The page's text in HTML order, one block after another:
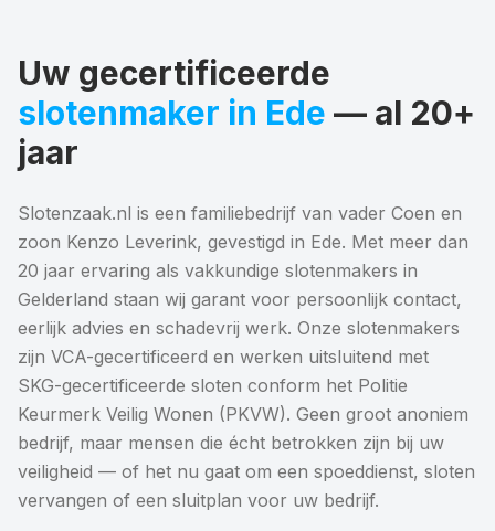
Uw gecertificeerde
slotenmaker in Ede — al 20+
jaar
Slotenzaak.nl is een familiebedrijf van vader Coen en
zoon Kenzo Leverink, gevestigd in Ede. Met meer dan
20 jaar ervaring als vakkundige slotenmakers in
Gelderland staan wij garant voor persoonlijk contact,
eerlijk advies en schadevrij werk. Onze slotenmakers
zijn VCA-gecertificeerd en werken uitsluitend met
SKG-gecertificeerde sloten conform het Politie
Keurmerk Veilig Wonen (PKVW). Geen groot anoniem
bedrijf, maar mensen die écht betrokken zijn bij uw
veiligheid — of het nu gaat om een spoeddienst, sloten
vervangen of een sluitplan voor uw bedrijf.